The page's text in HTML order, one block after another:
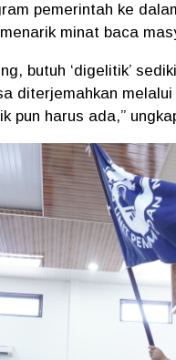
pemerintah ke
minat baca
butuh ‘digelitik’
diterjemahkan
pun harus ada,”